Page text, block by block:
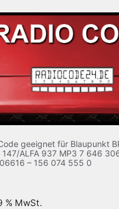
geeignet für Blaupunkt
147/ALFA 937 MP3 7 646
– 156 074 555 0
% MwSt.